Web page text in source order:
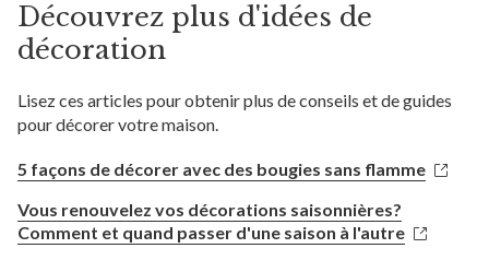
Découvrez plus d'idées de
décoration
Lisez ces articles pour obtenir plus de conseils et de guides
pour décorer votre maison.
5 façons de décorer avec des bougies sans flamme
Vous renouvelez vos décorations saisonnières?
Comment et quand passer d'une saison à l'autre